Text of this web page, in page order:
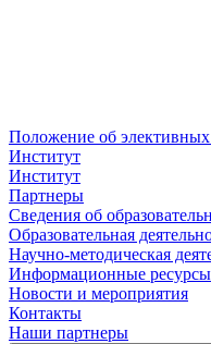
Положение об
Институт
Институт
Партнеры
Сведения об
Образовательная
Научно-методическая
Информационные ресурсы
Новости и мероприятия
Контакты
Наши партнеры